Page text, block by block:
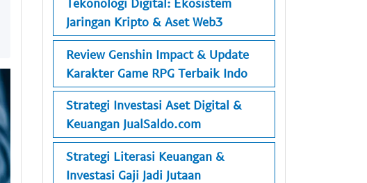
Tekonologi Digital: Ekosistem
Jaringan Kripto & Aset Web3
Review Genshin Impact & Update
Karakter Game RPG Terbaik Indo
Strategi Investasi Aset Digital &
Keuangan JualSaldo.com
Strategi Literasi Keuangan &
Investasi Gaji Jadi Jutaan